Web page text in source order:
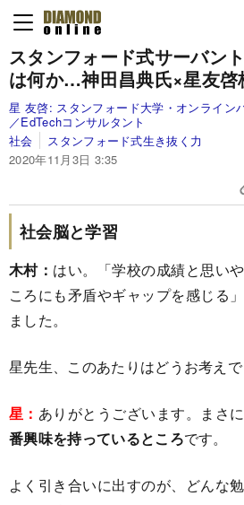
スタンフォード式サーバン
は何か…神田昌典氏×星友啓
星 友啓: スタンフォード大学・オンライン
／EdTechコンサルタント
社会
スタンフォード式生き抜く力
2020年11月3日 3:35
社会脳と学習
木村： はい。「学校の成績と思い
ころにも矛盾やギャップを感じる
ました。
星先生、このあたりはどうお考えで
星： ありがとうございます。まさ
番興味を持っているところです。
よく引き合いに出すのが、どんな